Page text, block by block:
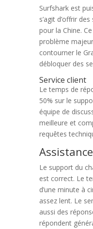
Surfshark est
s’agit d’offrir
pour la Chine.
problème majeur
contourner le
débloquer des
Service client
Le temps de
50% sur le
équipe de
meilleure et
requêtes
Le support du
est correct. Le
d’une minute à
assez lent. Le
aussi des
répondent